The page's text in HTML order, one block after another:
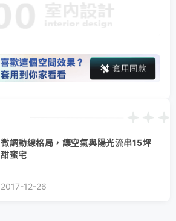
微調動線格局，讓空氣與陽光流串15坪
甜蜜宅
2017-12-26